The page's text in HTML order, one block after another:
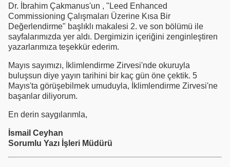
Dr. İbrahim Çakmanus'un , "Leed Enhanced
Commissioning Çalışmaları Üzerine Kısa Bir
Değerlendirme" başlıklı makalesi 2. ve son bölümü ile
sayfalarımızda yer aldı. Dergimizin içeriğini zenginleştiren
yazarlarımıza teşekkür ederim.
Mayıs sayımızı, İklimlendirme Zirvesi'nde okuruyla
buluşsun diye yayın tarihini bir kaç gün öne çektik. 5
Mayıs'ta görüşebilmek umuduyla, İklimlendirme Zirvesi'ne
başarılar diliyorum.
En derin saygılarımla,
İsmail Ceyhan
Sorumlu Yazı İşleri Müdürü